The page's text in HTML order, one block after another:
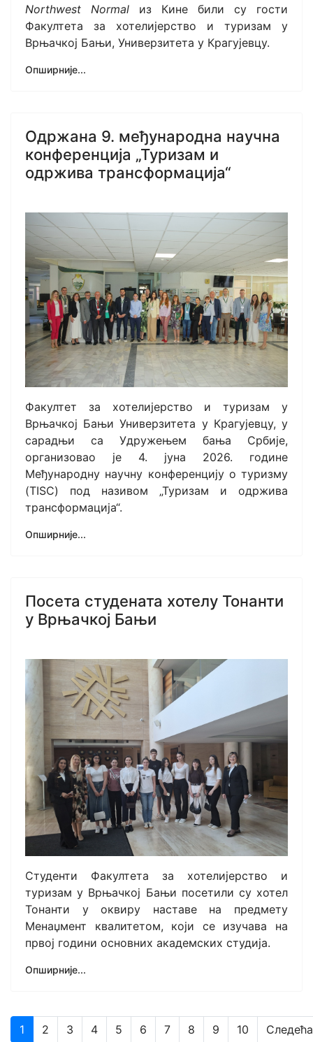
Northwest Normal из Кине били су гости
Факултета за хотелијерство и туризам у
Врњачкој Бањи, Универзитета у Крагујевцу.
Опширније...
Одржана 9. међународна научна
конференција „Туризам и
одржива трансформација“
Факултет за хотелијерство и туризам у
Врњачкој Бањи Универзитета у Крагујевцу, у
сарадњи са Удружењем бања Србије,
организовао је 4. јуна 2026. године
Међународну научну конференцију о туризму
(TISC) под називом „Туризам и одржива
трансформација“.
Опширније...
Посета студената хотелу Тонанти
у Врњачкој Бањи
Студенти Факултета за хотелијерство и
туризам у Врњачкој Бањи посетили су хотел
Тонанти у оквиру наставе на предмету
Менаџмент квалитетом, који се изучава на
првој години основних академских студија.
Опширније...
1 2 3 4 5 6 7 8 9 10 Следећа